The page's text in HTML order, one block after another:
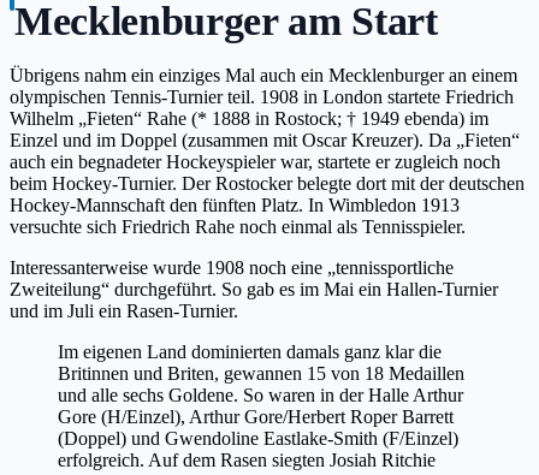
Mecklenburger am Start
Übrigens nahm ein einziges Mal auch ein Mecklenburger an einem
olympischen Tennis-Turnier teil. 1908 in London startete Friedrich
Wilhelm „Fieten“ Rahe (* 1888 in Rostock; † 1949 ebenda) im
Einzel und im Doppel (zusammen mit Oscar Kreuzer). Da „Fieten“
auch ein begnadeter Hockeyspieler war, startete er zugleich noch
beim Hockey-Turnier. Der Rostocker belegte dort mit der deutschen
Hockey-Mannschaft den fünften Platz. In Wimbledon 1913
versuchte sich Friedrich Rahe noch einmal als Tennisspieler.
Interessanterweise wurde 1908 noch eine „tennissportliche
Zweiteilung“ durchgeführt. So gab es im Mai ein Hallen-Turnier
und im Juli ein Rasen-Turnier.
Im eigenen Land dominierten damals ganz klar die
Britinnen und Briten, gewannen 15 von 18 Medaillen
und alle sechs Goldene. So waren in der Halle Arthur
Gore (H/Einzel), Arthur Gore/Herbert Roper Barrett
(Doppel) und Gwendoline Eastlake-Smith (F/Einzel)
erfolgreich. Auf dem Rasen siegten Josiah Ritchie